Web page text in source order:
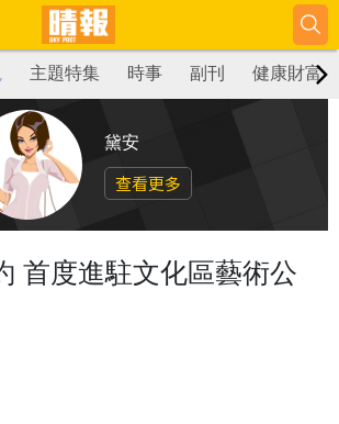
主題特集 時事 副刊 健康財富
黛安
查看更多
首度進駐文化區藝術公